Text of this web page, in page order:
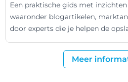
Een praktische gids met
waaronder blogartikelen,
door experts die je helpen de
Meer